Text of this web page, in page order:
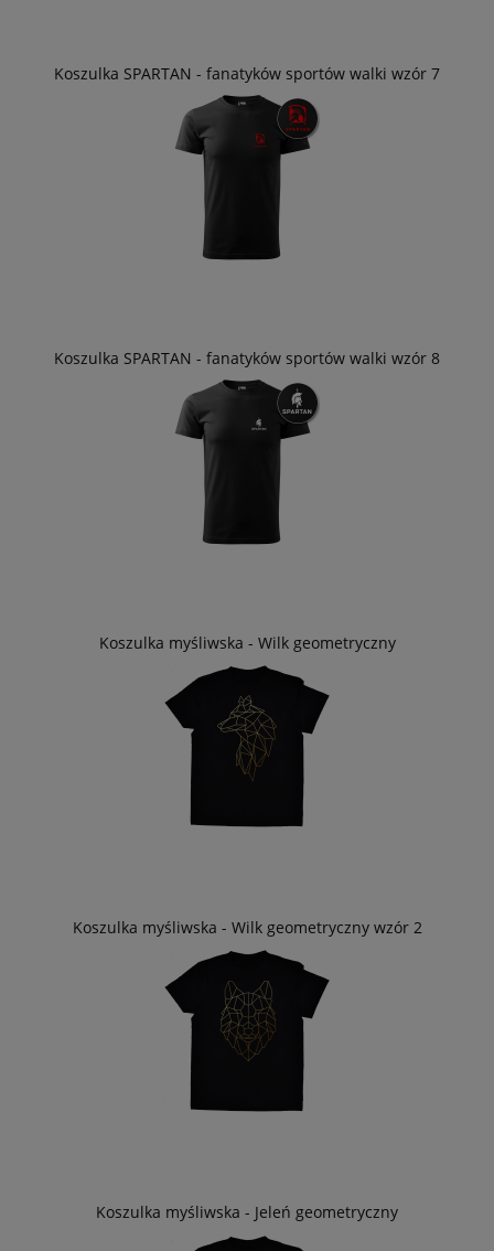
Koszulka SPARTAN - fanatyków sportów walki wzór 7
Koszulka SPARTAN - fanatyków sportów walki wzór 8
Koszulka myśliwska - Wilk geometryczny
Koszulka myśliwska - Wilk geometryczny wzór 2
Koszulka myśliwska - Jeleń geometryczny